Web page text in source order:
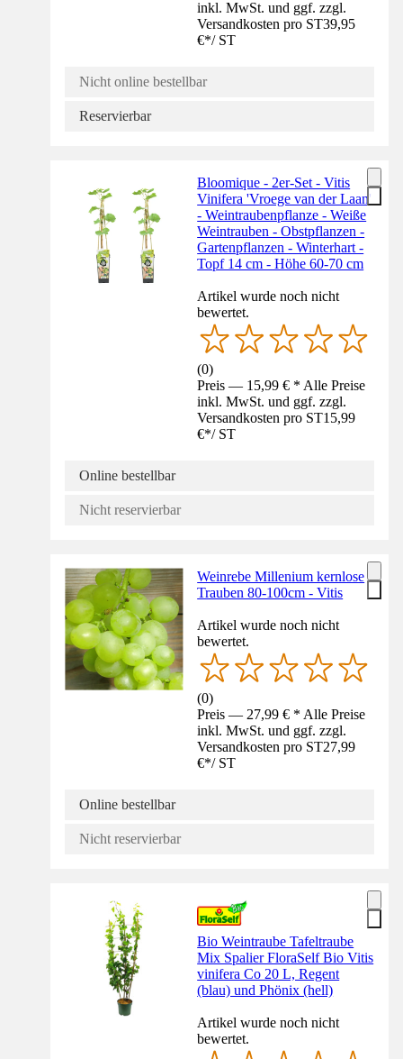
inkl. MwSt. und ggf. zzgl.
Versandkosten pro ST39,95
€*/ ST
Nicht online bestellbar
Reservierbar
Bloomique - 2er-Set - Vitis
Vinifera 'Vroege van der Laan'
- Weintraubenpflanze - Weiße
Weintrauben - Obstpflanzen -
Gartenpflanzen - Winterhart -
Topf 14 cm - Höhe 60-70 cm
Artikel wurde noch nicht
bewertet.
(0)
Preis — 15,99 € * Alle Preise
inkl. MwSt. und ggf. zzgl.
Versandkosten pro ST15,99
€*/ ST
Online bestellbar
Nicht reservierbar
Weinrebe Millenium kernlose
Trauben 80-100cm - Vitis
Artikel wurde noch nicht
bewertet.
(0)
Preis — 27,99 € * Alle Preise
inkl. MwSt. und ggf. zzgl.
Versandkosten pro ST27,99
€*/ ST
Online bestellbar
Nicht reservierbar
Bio Weintraube Tafeltraube
Mix Spalier FloraSelf Bio Vitis
vinifera Co 20 L, Regent
(blau) und Phönix (hell)
Artikel wurde noch nicht
bewertet.